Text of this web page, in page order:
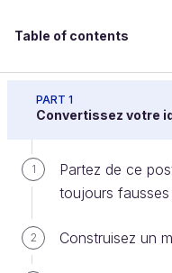
Table of contents
PART 1
Convertissez votre
1
Partez de ce
toujours fausses
2 Construisez un
Quelques
Welcome to the
a future.